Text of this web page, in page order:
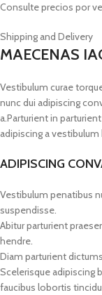
Consulte precios por
Shipping and Delivery
MAECENAS
Vestibulum curae
nunc dui adipiscing
a.Parturient in
adipiscing a
ADIPISCING
Vestibulum penatibus
suspendisse.
Abitur parturient
hendre.
Diam parturient
Scelerisque adipiscing
faucibus lobortis